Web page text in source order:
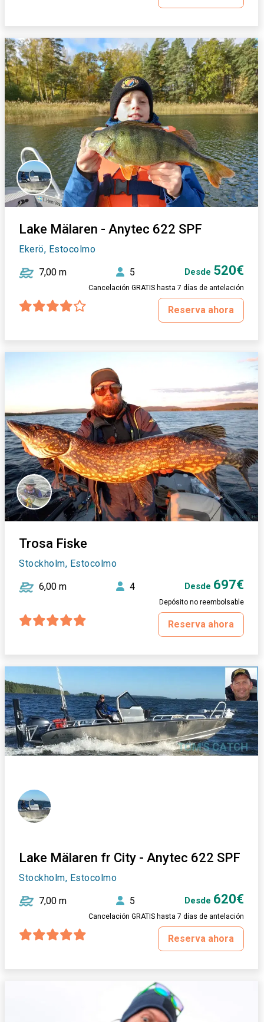
Lake Mälaren - Anytec 622 SPF
Ekerö, Estocolmo
7,00 m 5 Desde 520€
Cancelación GRATIS hasta 7 días de antelación
Reserva ahora
Trosa Fiske
Stockholm, Estocolmo
6,00 m 4 Desde 697€
Depósito no reembolsable
Reserva ahora
Lake Mälaren fr City - Anytec 622 SPF
Stockholm, Estocolmo
7,00 m 5 Desde 620€
Cancelación GRATIS hasta 7 días de antelación
Reserva ahora